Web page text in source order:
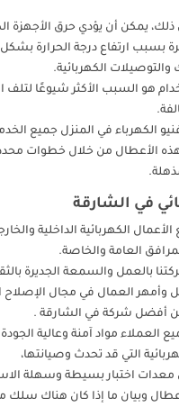
ذلك، يمكن أن يؤدي حرق الأجهزة
بسبب ارتفاع درجة الحرارة بشكل
والتوصيلات الكهربائية.
هو السبب الأكثر شيوعًا لتلف
الكهرباء في المنزل جميع
الأعطال من خلال خطوات
في الشارقة
الكهربائية الداخلية
العامة والخاصة.
بالعمل والسمعة الجديرة
وأمهر العمال في مجال الإصلاح
أفضل شركة في الشارقة .
العملاء مواد آمنة وعالية
التي قد تحدث وصيانتها،
معدات اختبار بسيطة وسهلة
وبيان ما إذا كان هناك سلك